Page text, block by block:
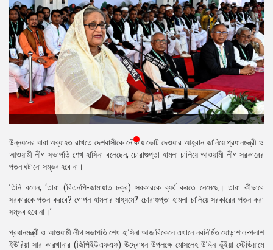
বিশেষ
প্রতিবেদন
মতামত
উন্নয়নের
বাংলাদেশ
নিউজলেটার
প্রেস
রিলিজ
প্রকাশনা
গ্যালারি
বিএনপি-
সহিংসতা
উন্নয়নের ধারা অব্যাহত রাখতে দেশবাসীকে নৌকায় ভোট দেওয়ার আহ্বান জানিয়ে প্রধানমন্ত্রী ও
আওয়ামী লীগ সভাপতি শেখ হাসিনা বলেছেন, চোরাগুপ্তা হামলা চালিয়ে আওয়ামী লীগ সরকারের
পতন ঘটানো সম্ভব হবে না।
তিনি বলেন, ‘তারা (বিএনপি-জামায়াত চক্র) সরকারকে ব্যর্থ করতে নেমেছে। তারা কীভাবে
সরকারকে পতন করবে? গোপন হামলার মাধ্যমে? চোরাগুপ্তা হামলা চালিয়ে সরকারের পতন করা
সম্ভব হবে না।’
প্রধানমন্ত্রী ও আওয়ামী লীগ সভাপতি শেখ হাসিনা আজ বিকেলে এখানে নবনির্মিত ঘোড়াশাল-পলাশ
ইউরিয়া সার কারখানার (জিপিইউএফএফ) উদ্বোধন উপলক্ষে মোসলেহ উদ্দিন ভূঁইয়া স্টেডিয়ামে